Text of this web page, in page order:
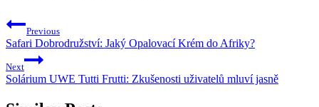
Previous
Safari Dobrodružství: Jaký Opalovací Krém do Afriky?
Next
Solárium UWE Tutti Frutti: Zkušenosti uživatelů mluví jasně